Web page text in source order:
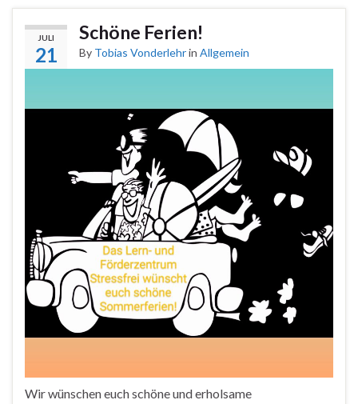
JULI
21
Schöne Ferien!
By Tobias Vonderlehrin Allgemein
Wir wünschen euch schöne und erholsame